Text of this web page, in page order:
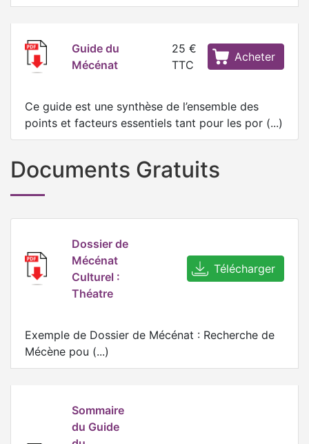
Guide du
Mécénat
25 €
TTC
Acheter
Ce guide est une synthèse de l’ensemble des
points et facteurs essentiels tant pour les por (...)
Documents Gratuits
Dossier de
Mécénat
Culturel :
Théatre
Télécharger
Exemple de Dossier de Mécénat : Recherche de
Mécène pou (...)
Sommaire
du Guide